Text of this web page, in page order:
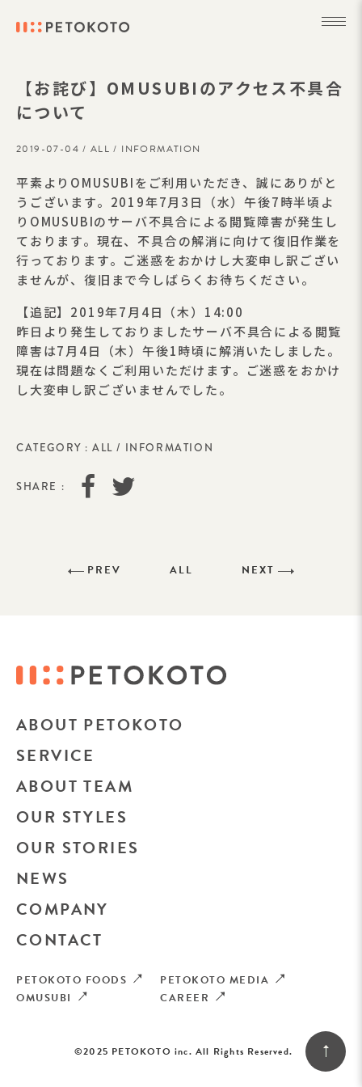
【お詫び】OMUSUBIのアクセス不具合
について
2019-07-04 / ALL / INFORMATION
平素よりOMUSUBIをご利用いただき、誠にありがと
うございます。2019年7月3日（水）午後7時半頃よ
りOMUSUBIのサーバ不具合による閲覧障害が発生し
ております。現在、不具合の解消に向けて復旧作業を
行っております。ご迷惑をおかけし大変申し訳ござい
ませんが、復旧まで今しばらくお待ちください。
【追記】2019年7月4日（木）14:00
昨日より発生しておりましたサーバ不具合による閲覧
障害は7月4日（木）午後1時頃に解消いたしました。
現在は問題なくご利用いただけます。ご迷惑をおかけ
し大変申し訳ございませんでした。
CATEGORY : ALL / INFORMATION
SHARE :
PREV ALL NEXT
ABOUT PETOKOTO
SERVICE
ABOUT TEAM
OUR STYLES
OUR STORIES
NEWS
COMPANY
CONTACT
PETOKOTO FOODS
OMUSUBI
PETOKOTO MEDIA
CAREER
©2025 PETOKOTO inc. All Rights Reserved.